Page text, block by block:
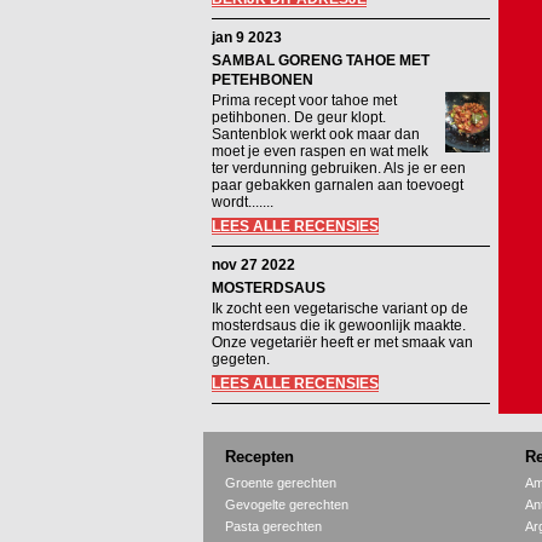
jan 9 2023
SAMBAL GORENG TAHOE MET
PETEHBONEN
Prima recept voor tahoe met
petihbonen. De geur klopt.
Santenblok werkt ook maar dan
moet je even raspen en wat melk
ter verdunning gebruiken. Als je er een
paar gebakken garnalen aan toevoegt
wordt.......
LEES ALLE RECENSIES
nov 27 2022
MOSTERDSAUS
Ik zocht een vegetarische variant op de
mosterdsaus die ik gewoonlijk maakte.
Onze vegetariër heeft er met smaak van
gegeten.
LEES ALLE RECENSIES
Recepten
Groente gerechten
Gevogelte gerechten
Pasta gerechten